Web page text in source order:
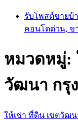
รับโพสต์ขายบ้
คอนโดด่วน, ข
หมวดหมู่:
วัฒนา กรุ
ให้เช่า ที่ดิน เขตวัฒน